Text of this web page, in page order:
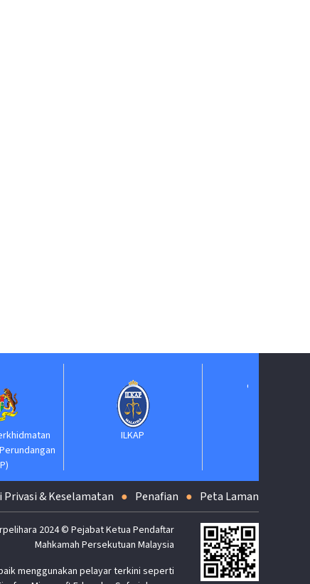
Privasi & Keselamatan Penafian Peta Laman
2024 © Pejabat Ketua Pendaftar
Mahkamah Persekutuan Malaysia
menggunakan pelayar terkini seperti